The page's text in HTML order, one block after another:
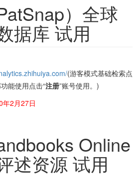
）全球
据库 试用
(游客模式基础检索点
能使用点击“注册”账号使用。 )
年2月27日
Online
述资源 试用